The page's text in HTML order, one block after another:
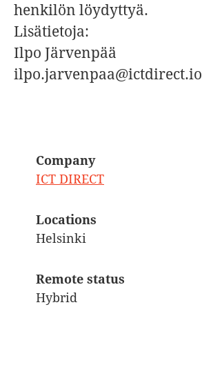
henkilön löydyttyä.
Lisätietoja:
Ilpo Järvenpää
ilpo.jarvenpaa@ictdirect.io
Company
ICT DIRECT
Locations
Helsinki
Remote status
Hybrid